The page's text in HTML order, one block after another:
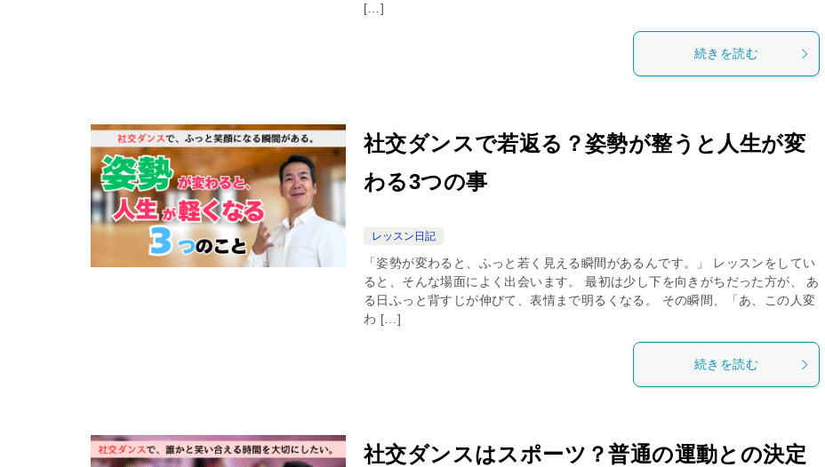
[…]
続きを読む
社交ダンスで若返る？姿勢が整うと人生が変
わる3つの事
レッスン日記
「姿勢が変わると、ふっと若く見える瞬間があるんです。」 レッスンをしてい
ると、そんな場面によく出会います。 最初は少し下を向きがちだった方が、 あ
る日ふっと背すじが伸びて、表情まで明るくなる。 その瞬間、「あ、この人変
わ […]
続きを読む
社交ダンスはスポーツ？普通の運動との決定